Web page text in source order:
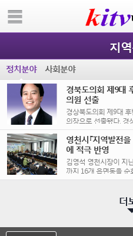
지
정치분야
사회분야
경북도의회 제9대
의원 선출
경상북도의회 제9대
의장으로 선출됐다. 경
본회의를 개회하여 그
[...]
영천시『지역발전
에 적극 반영
김영석 영천시장이 지
까지 16개 읍면동을 순
시종일관 뜨거운 관심
더